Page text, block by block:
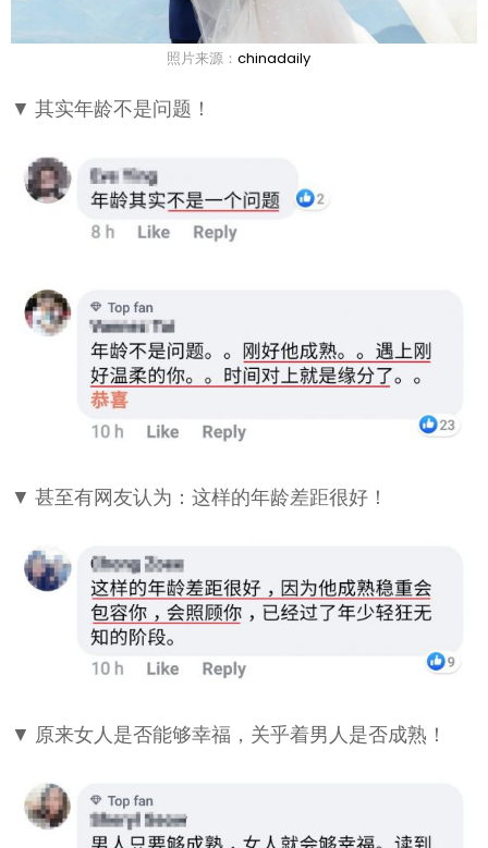
照片来源： chinadaily
▼ 其实年龄不是问题！
▼ 甚至有网友认为：这样的年龄差距很好！
▼ 原来女人是否能够幸福，关乎着男人是否成熟！